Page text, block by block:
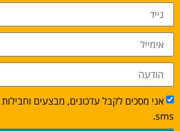
אני מסכים לקבל עדכונים, מבצעים
sms.